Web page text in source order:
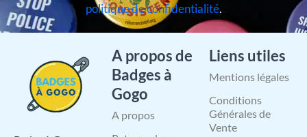
politique de confidentialité.
A propos de
Badges à
Gogo
A propos
Liens utiles
Mentions légales
Conditions
Générales de
Vente